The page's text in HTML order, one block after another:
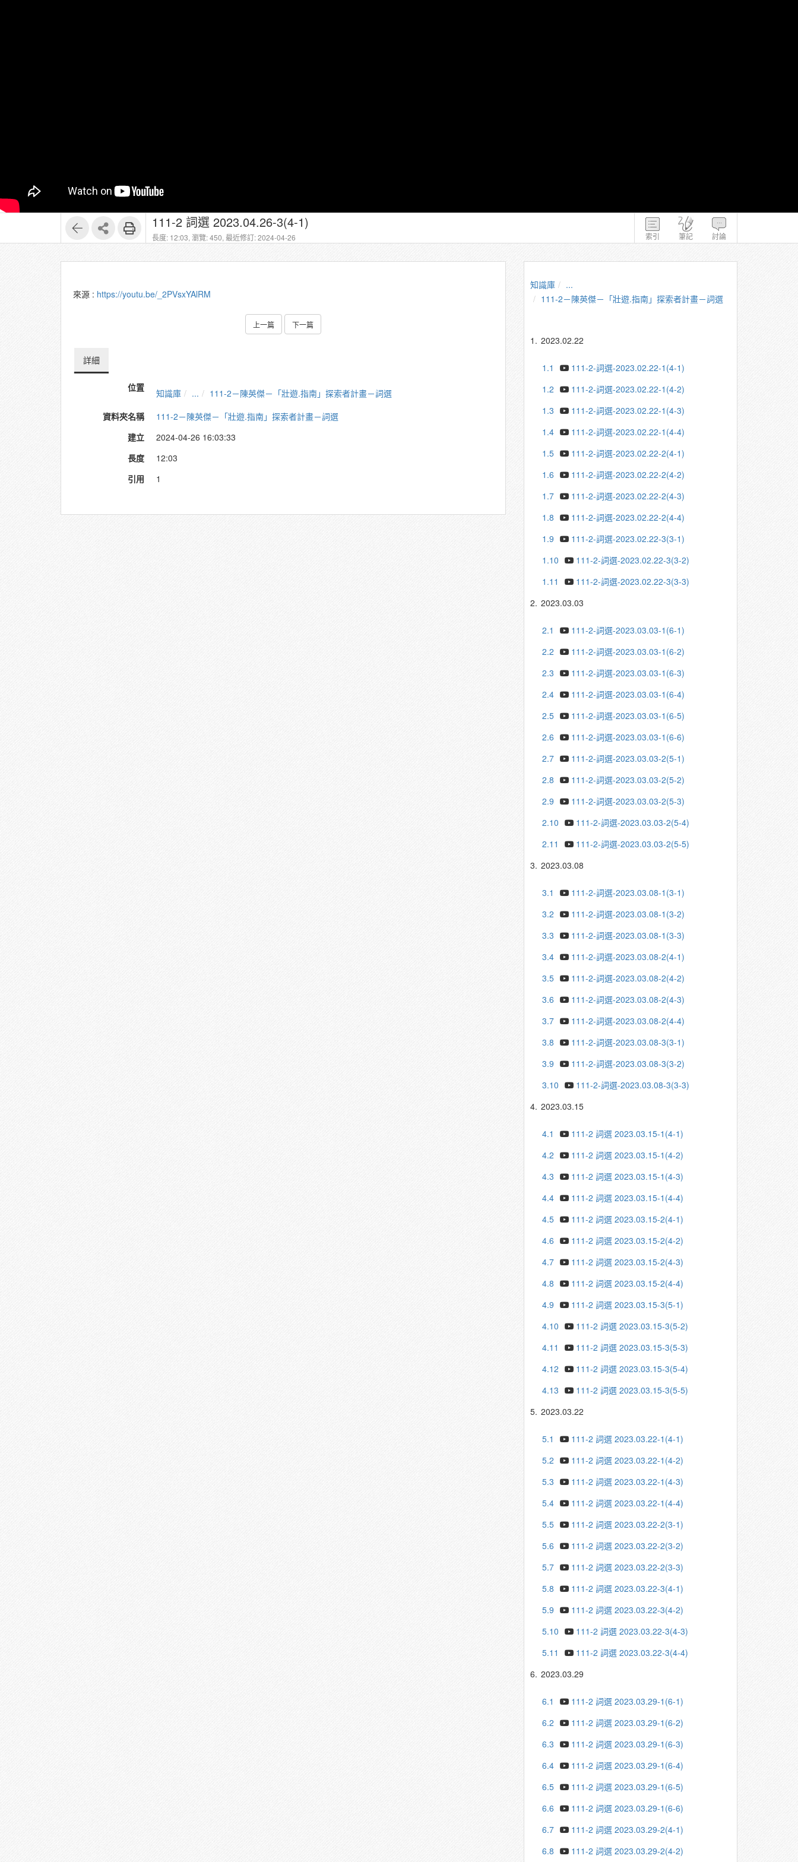
索引 筆記 討論
111-2 詞選 2023.04.26-3(4-1)
長度: 12:03, 瀏覽: 450, 最近修訂: 2024-04-26
來源 : https://youtu.be/_2PVsxYAlRM
上一篇 下一篇
詳細
位置 知識庫 ...
111-2－陳英傑－「壯遊.指南」探索者計畫－詞選
資料夾名稱
111-2－陳英傑－「壯遊.指南」探索者計畫－詞選
建立
2024-04-26 16:03:33
長度
12:03
引用
1
知識庫
...
111-2－陳英傑－「壯遊.指南」探索者計畫－詞選
1. 2023.02.22
1.1
111-2-詞選-2023.02.22-1(4-1)
1.2
111-2-詞選-2023.02.22-1(4-2)
1.3
111-2-詞選-2023.02.22-1(4-3)
1.4
111-2-詞選-2023.02.22-1(4-4)
1.5
111-2-詞選-2023.02.22-2(4-1)
1.6
111-2-詞選-2023.02.22-2(4-2)
1.7
111-2-詞選-2023.02.22-2(4-3)
1.8
111-2-詞選-2023.02.22-2(4-4)
1.9
111-2-詞選-2023.02.22-3(3-1)
1.10
111-2-詞選-2023.02.22-3(3-2)
1.11
111-2-詞選-2023.02.22-3(3-3)
2. 2023.03.03
2.1
111-2-詞選-2023.03.03-1(6-1)
2.2
111-2-詞選-2023.03.03-1(6-2)
2.3
111-2-詞選-2023.03.03-1(6-3)
2.4
111-2-詞選-2023.03.03-1(6-4)
2.5
111-2-詞選-2023.03.03-1(6-5)
2.6
111-2-詞選-2023.03.03-1(6-6)
2.7
111-2-詞選-2023.03.03-2(5-1)
2.8
111-2-詞選-2023.03.03-2(5-2)
2.9
111-2-詞選-2023.03.03-2(5-3)
2.10
111-2-詞選-2023.03.03-2(5-4)
2.11
111-2-詞選-2023.03.03-2(5-5)
3. 2023.03.08
3.1
111-2-詞選-2023.03.08-1(3-1)
3.2
111-2-詞選-2023.03.08-1(3-2)
3.3
111-2-詞選-2023.03.08-1(3-3)
3.4
111-2-詞選-2023.03.08-2(4-1)
3.5
111-2-詞選-2023.03.08-2(4-2)
3.6
111-2-詞選-2023.03.08-2(4-3)
3.7
111-2-詞選-2023.03.08-2(4-4)
3.8
111-2-詞選-2023.03.08-3(3-1)
3.9
111-2-詞選-2023.03.08-3(3-2)
3.10
111-2-詞選-2023.03.08-3(3-3)
4. 2023.03.15
4.1
111-2 詞選 2023.03.15-1(4-1)
4.2
111-2 詞選 2023.03.15-1(4-2)
4.3
111-2 詞選 2023.03.15-1(4-3)
4.4
111-2 詞選 2023.03.15-1(4-4)
4.5
111-2 詞選 2023.03.15-2(4-1)
4.6
111-2 詞選 2023.03.15-2(4-2)
4.7
111-2 詞選 2023.03.15-2(4-3)
4.8
111-2 詞選 2023.03.15-2(4-4)
4.9
111-2 詞選 2023.03.15-3(5-1)
4.10
111-2 詞選 2023.03.15-3(5-2)
4.11
111-2 詞選 2023.03.15-3(5-3)
4.12
111-2 詞選 2023.03.15-3(5-4)
4.13
111-2 詞選 2023.03.15-3(5-5)
5. 2023.03.22
5.1
111-2 詞選 2023.03.22-1(4-1)
5.2
111-2 詞選 2023.03.22-1(4-2)
5.3
111-2 詞選 2023.03.22-1(4-3)
5.4
111-2 詞選 2023.03.22-1(4-4)
5.5
111-2 詞選 2023.03.22-2(3-1)
5.6
111-2 詞選 2023.03.22-2(3-2)
5.7
111-2 詞選 2023.03.22-2(3-3)
5.8
111-2 詞選 2023.03.22-3(4-1)
5.9
111-2 詞選 2023.03.22-3(4-2)
5.10
111-2 詞選 2023.03.22-3(4-3)
5.11
111-2 詞選 2023.03.22-3(4-4)
6. 2023.03.29
6.1
111-2 詞選 2023.03.29-1(6-1)
6.2
111-2 詞選 2023.03.29-1(6-2)
6.3
111-2 詞選 2023.03.29-1(6-3)
6.4
111-2 詞選 2023.03.29-1(6-4)
6.5
111-2 詞選 2023.03.29-1(6-5)
6.6
111-2 詞選 2023.03.29-1(6-6)
6.7
111-2 詞選 2023.03.29-2(4-1)
6.8
111-2 詞選 2023.03.29-2(4-2)